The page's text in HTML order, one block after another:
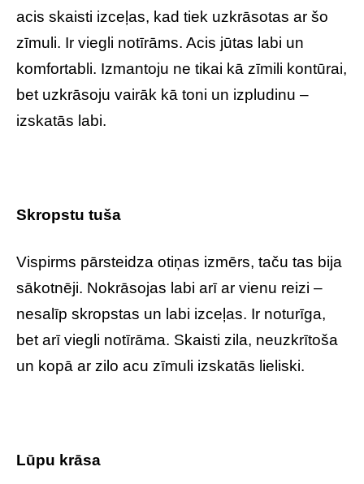
acis skaisti izceļas, kad tiek uzkrāsotas ar šo
zīmuli. Ir viegli notīrāms. Acis jūtas labi un
komfortabli. Izmantoju ne tikai kā zīmili kontūrai,
bet uzkrāsoju vairāk kā toni un izpludinu –
izskatās labi.
Skropstu tuša
Vispirms pārsteidza otiņas izmērs, taču tas bija
sākotnēji. Nokrāsojas labi arī ar vienu reizi –
nesalīp skropstas un labi izceļas. Ir noturīga,
bet arī viegli notīrāma. Skaisti zila, neuzkrītoša
un kopā ar zilo acu zīmuli izskatās lieliski.
Lūpu krāsa